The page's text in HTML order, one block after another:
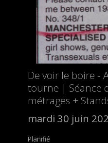
De voir le boire -
tourne | Séance
métrages +
mardi 30 juin
Planifié